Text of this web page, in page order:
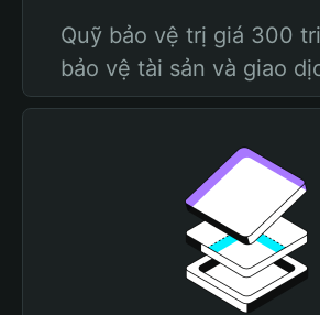
Quỹ bảo vệ trị giá 300
bảo vệ tài sản và giao